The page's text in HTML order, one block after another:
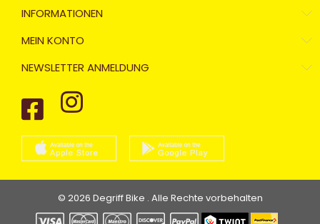
INFORMATIONEN
MEIN KONTO
NEWSLETTER ANMELDUNG
© 2026 Degriff Bike . Alle Rechte vorbehalten